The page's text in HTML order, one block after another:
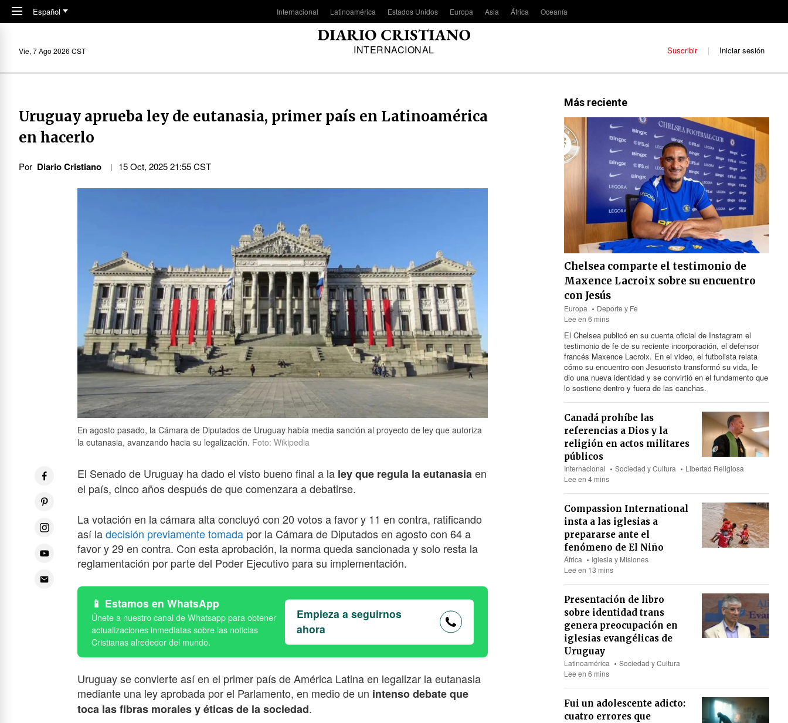
Skip to main content
Español Internacional Latinoamérica Estados Unidos Europa Asia África Oceanía
INTERNACIONAL
Vie, 7 Ago 2026 CST Suscribir Iniciar sesión
Uruguay aprueba ley de eutanasia, primer país en Latinoamérica
en hacerlo
Por Diario Cristiano 15 Oct, 2025 21:55 CST
En agosto pasado, la Cámara de Diputados de Uruguay había media sanción al proyecto de ley que autoriza
la eutanasia, avanzando hacia su legalización. Foto: Wikipedia
El Senado de Uruguay ha dado el visto bueno final a la ley que regula la eutanasiaen
el país, cinco años después de que comenzara a debatirse.
La votación en la cámara alta concluyó con 20 votos a favor y 11 en contra, ratificando
así ladecisión previamente tomada por la Cámara de Diputados en agosto con 64 a
favor y 29 en contra. Con esta aprobación, la norma queda sancionada y solo resta la
reglamentación por parte del Poder Ejecutivo para su implementación.
Estamos en WhatsApp
Empieza a seguirnos
ahora
Uruguay se convierte así en el primer país de América Latina en legalizar la eutanasia
mediante una ley aprobada por el Parlamento, en medio de un intenso debate que
toca las fibras morales y éticas de la sociedad.
Más reciente
Chelsea comparte el testimonio de
Maxence Lacroix sobre su encuentro
con Jesús
Europa
Deporte y Fe
Lee en 6 mins
El Chelsea publicó en su cuenta oficial de Instagram el
testimonio de fe de su reciente incorporación, el defensor
francés Maxence Lacroix. En el video, el futbolista relata
cómo su encuentro con Jesucristo transformó su vida, le
dio una nueva identidad y se convirtió en el fundamento que
lo sostiene dentro y fuera de las canchas.
Canadá prohíbe las
referencias a Dios y la
religión en actos militares
públicos
Internacional Sociedad y Cultura
Libertad Religiosa
Lee en 4 mins
Compassion International
insta a las iglesias a
prepararse ante el
fenómeno de El Niño
África
Iglesia y Misiones
Lee en 13 mins
Presentación de libro
sobre identidad trans
genera preocupación en
iglesias evangélicas de
Uruguay
Latinoamérica
Sociedad y Cultura
Lee en 6 mins
Fui un adolescente adicto:
cuatro errores que